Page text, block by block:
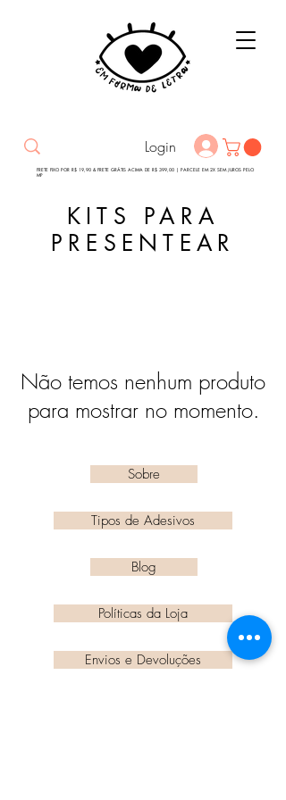
Login
FRETE FIXO POR R$ 19,90 & FRETE GRÁTIS ACIMA DE R$ 399,00 | PARCELE EM 2X SEM JUROS PELO
MP
KITS PARA
PRESENTEAR
Não temos nenhum produto
para mostrar no momento.
Sobre
Tipos de Adesivos
Blog
Políticas da Loja
Envios e Devoluções